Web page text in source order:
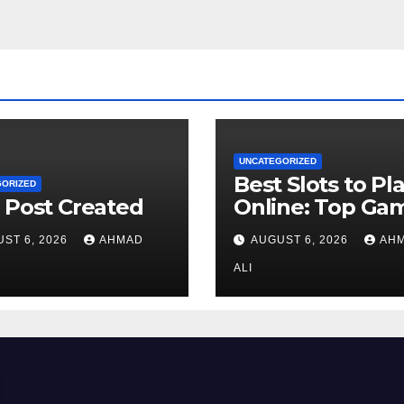
Post Created
6, 2026 AHMAD
UNCATEGORIZED
Best Slots to
Online: Top
and Providers
AUGUST 6, 2026
ALI